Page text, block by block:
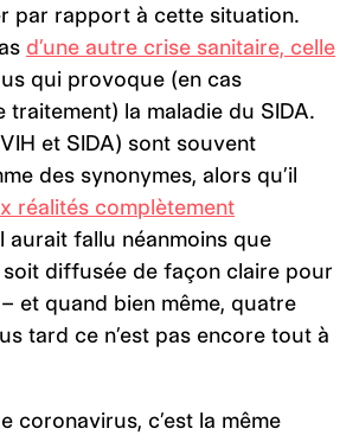
par rapport à cette situation.
d’une autre crise sanitaire, celle
qui provoque (en cas
traitement) la maladie du SIDA.
et SIDA) sont souvent
des synonymes, alors qu’il
réalités complètement
aurait fallu néanmoins que
soit diffusée de façon claire pour
et quand bien même, quatre
tard ce n’est pas encore tout à
coronavirus, c’est la même